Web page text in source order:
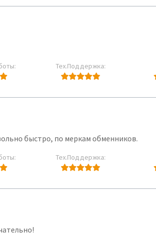
Тех.Поддержка:
быстро, по меркам обменников.
Тех.Поддержка: